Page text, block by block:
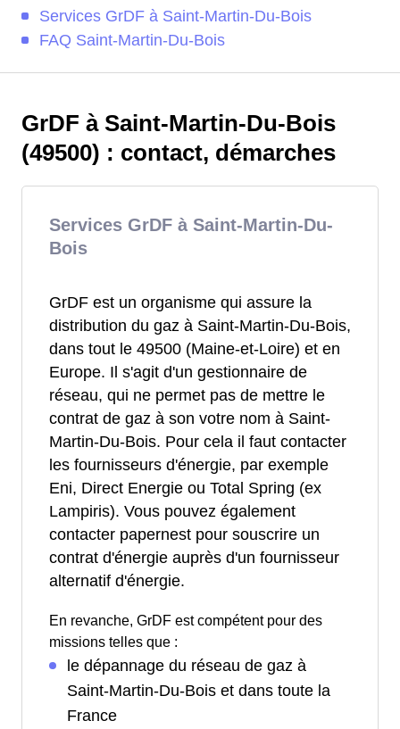
Services GrDF à Saint-Martin-Du-Bois
FAQ Saint-Martin-Du-Bois
GrDF à Saint-Martin-Du-Bois
(49500) : contact, démarches
Services GrDF à Saint-Martin-Du-
Bois
GrDF est un organisme qui assure la
distribution du gaz à Saint-Martin-Du-Bois,
dans tout le 49500 (Maine-et-Loire) et en
Europe. Il s'agit d'un gestionnaire de
réseau, qui ne permet pas de mettre le
contrat de gaz à son votre nom à Saint-
Martin-Du-Bois. Pour cela il faut contacter
les fournisseurs d'énergie, par exemple
Eni, Direct Energie ou Total Spring (ex
Lampiris). Vous pouvez également
contacter papernest pour souscrire un
contrat d'énergie auprès d'un fournisseur
alternatif d'énergie.
En revanche, GrDF est compétent pour des
missions telles que :
le dépannage du réseau de gaz à
Saint-Martin-Du-Bois et dans toute la
France